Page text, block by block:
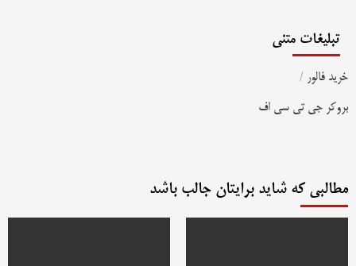
تبلیغات متنی
خرید فالور /
بروکر جی تی سی اف
مطالبی که شاید برایتان جالب باشد